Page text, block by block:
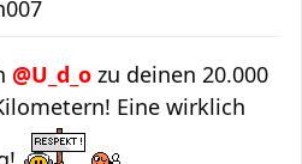
@U_d_o zu deinen 20.000
Eine wirklich